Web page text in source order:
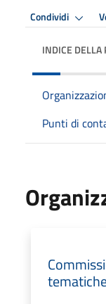
Condividi
INDICE DELLA
Punti di